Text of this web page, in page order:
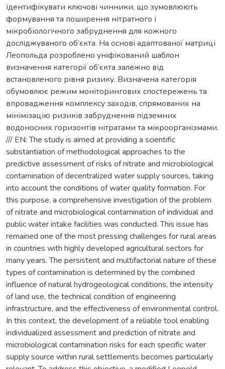
ідентифікувати ключові чинники, що зумовлюють
формування та поширення нітратного і
мікробіологічного забруднення для кожного
досліджуваного об’єкта. На основі адаптованої матриці
Леопольда розроблено уніфікований шаблон
визначення категорії об’єкта залежно від
встановленого рівня ризику. Визначена категорія
обумовлює режим моніторингових спостережень та
впровадження комплексу заходів, спрямованих на
мінімізацію ризиків забруднення підземних
водоносних горизонтів нітратами та мікроорганізмами.
/// EN: The study is aimed at providing a scientific
substantiation of methodological approaches to the
predictive assessment of risks of nitrate and microbiological
contamination of decentralized water supply sources, taking
into account the conditions of water quality formation. For
this purpose, a comprehensive investigation of the problem
of nitrate and microbiological contamination of individual and
public water intake facilities was conducted. This issue has
remained one of the most pressing challenges for rural areas
in countries with highly developed agricultural sectors for
many years. The persistent and multifactorial nature of these
types of contamination is determined by the combined
influence of natural hydrogeological conditions, the intensity
of land use, the technical condition of engineering
infrastructure, and the effectiveness of environmental control.
In this context, the development of a reliable tool enabling
individualized assessment and prediction of nitrate and
microbiological contamination risks for each specific water
supply source within rural settlements becomes particularly